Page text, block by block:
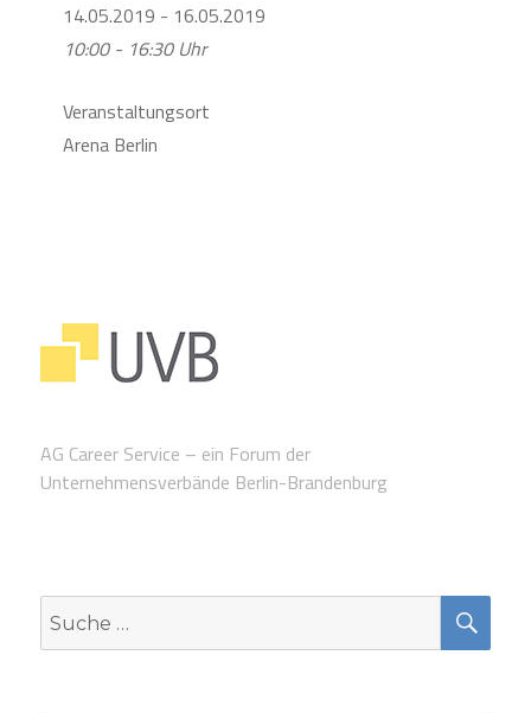
14.05.2019 - 16.05.2019
10:00 - 16:30 Uhr
Veranstaltungsort
Arena Berlin
AG Career Service – ein Forum der
Unternehmensverbände Berlin-Brandenburg
Suche
nach: